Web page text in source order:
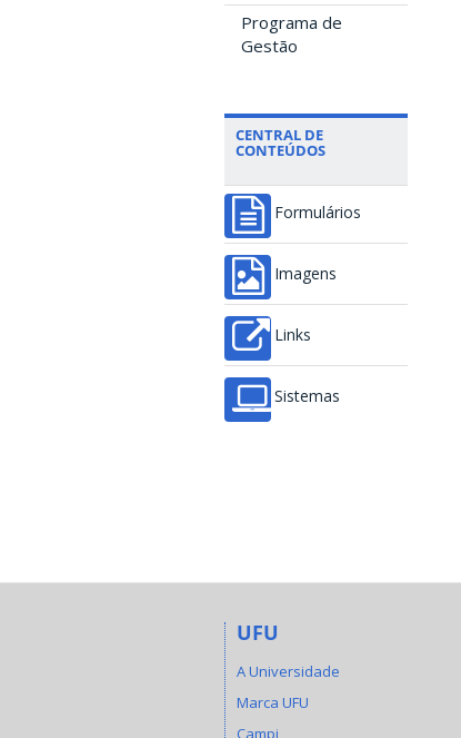
Programa de
Gestão
CENTRAL DE
CONTEÚDOS
Formulários
Imagens
Links
Sistemas
UFU
A Universidade
Marca UFU
Campi